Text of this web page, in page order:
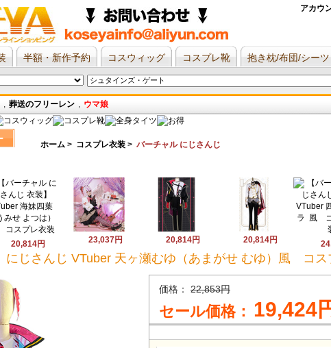
アカウ
半額・新作予約 コスウィッグ コスプレ靴 抱き枕/布団/シーツ
, 葬送のフリーレン , ウマ娘
ホーム > コスプレ衣装 > バーチャル にじさんじ
20,814円 23,037円 20,814円 20,814円
にじさんじ VTuber 天ヶ瀬むゆ（あまがせ むゆ）風 コス
価格： 22,853円
セール価格： 19,424